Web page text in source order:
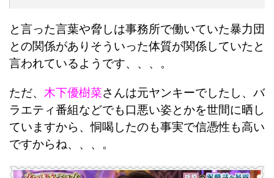
と言った言葉や脅しは事務所で働いていた暴力団
との関係がありそういった体質が関係していたと
言われているようです、、、。
ただ、 木下優樹菜さんは元ヤンキーでしたし、バ
ラエティ番組などでも口悪い姿とかを世間に晒し
ていますから、恫喝したのも事実で信憑性も高い
ですからね、、、。